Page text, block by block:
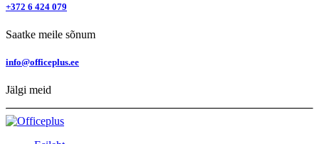
+372 6 424 079
Saatke meile sõnum
info@officeplus.ee
Jälgi meid